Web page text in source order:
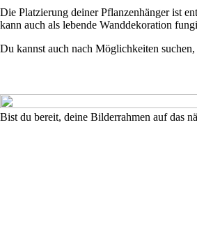
Die Platzierung deiner Pflanzenhänger ist
kann auch als lebende Wanddekoration
Du kannst auch nach Möglichkeiten
Bist du bereit, deine Bilderrahmen auf das